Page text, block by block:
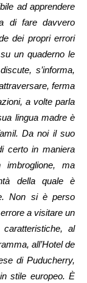
ad apprendere
di fare davvero
dei propri errori
un quaderno le
s’informa,
ferma
a volte parla
lingua madre è
Da noi il suo
certo in maniera
ma
della quale è
Non si è perso
a visitare un
al
all’Hotel de
di Puducherry,
stile europeo. È